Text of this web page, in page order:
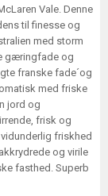
Vale. Denne
til finesse og
med storm
gæringfade og
franske fade´og
med friske
jord og
frisk og
friskhed
og virile
fasthed. Superb